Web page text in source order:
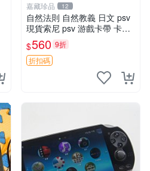
嘉藏珍品 12
自然法則 自然教義 日文 psv
現貨索尼 psv 游戲卡帶 卡盒
無損 版本外版 功能正常讀卡
關于質量：為避免糾紛，鑒寶
專家，收藏家和較真黨自行繞
$560 9折
折扣碼